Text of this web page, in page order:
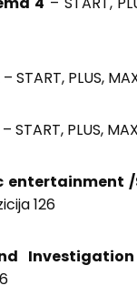
– START, PLUS,
– START, PLUS,
entertainment /
126
Investigation